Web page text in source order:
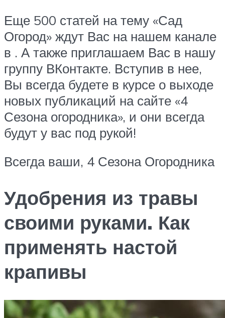
Еще 500 статей на тему «Сад
Огород» ждут Вас на нашем канале
в . А также приглашаем Вас в нашу
группу ВКонтакте. Вступив в нее,
Вы всегда будете в курсе о выходе
новых публикаций на сайте «4
Сезона огородника», и они всегда
будут у вас под рукой!
Всегда ваши, 4 Сезона Огородника
Удобрения из травы
своими руками. Как
применять настой
крапивы